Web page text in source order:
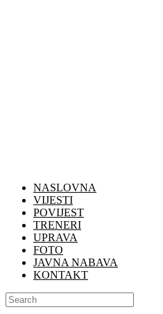
NASLOVNA
VIJESTI
POVIJEST
TRENERI
UPRAVA
FOTO
JAVNA NABAVA
KONTAKT